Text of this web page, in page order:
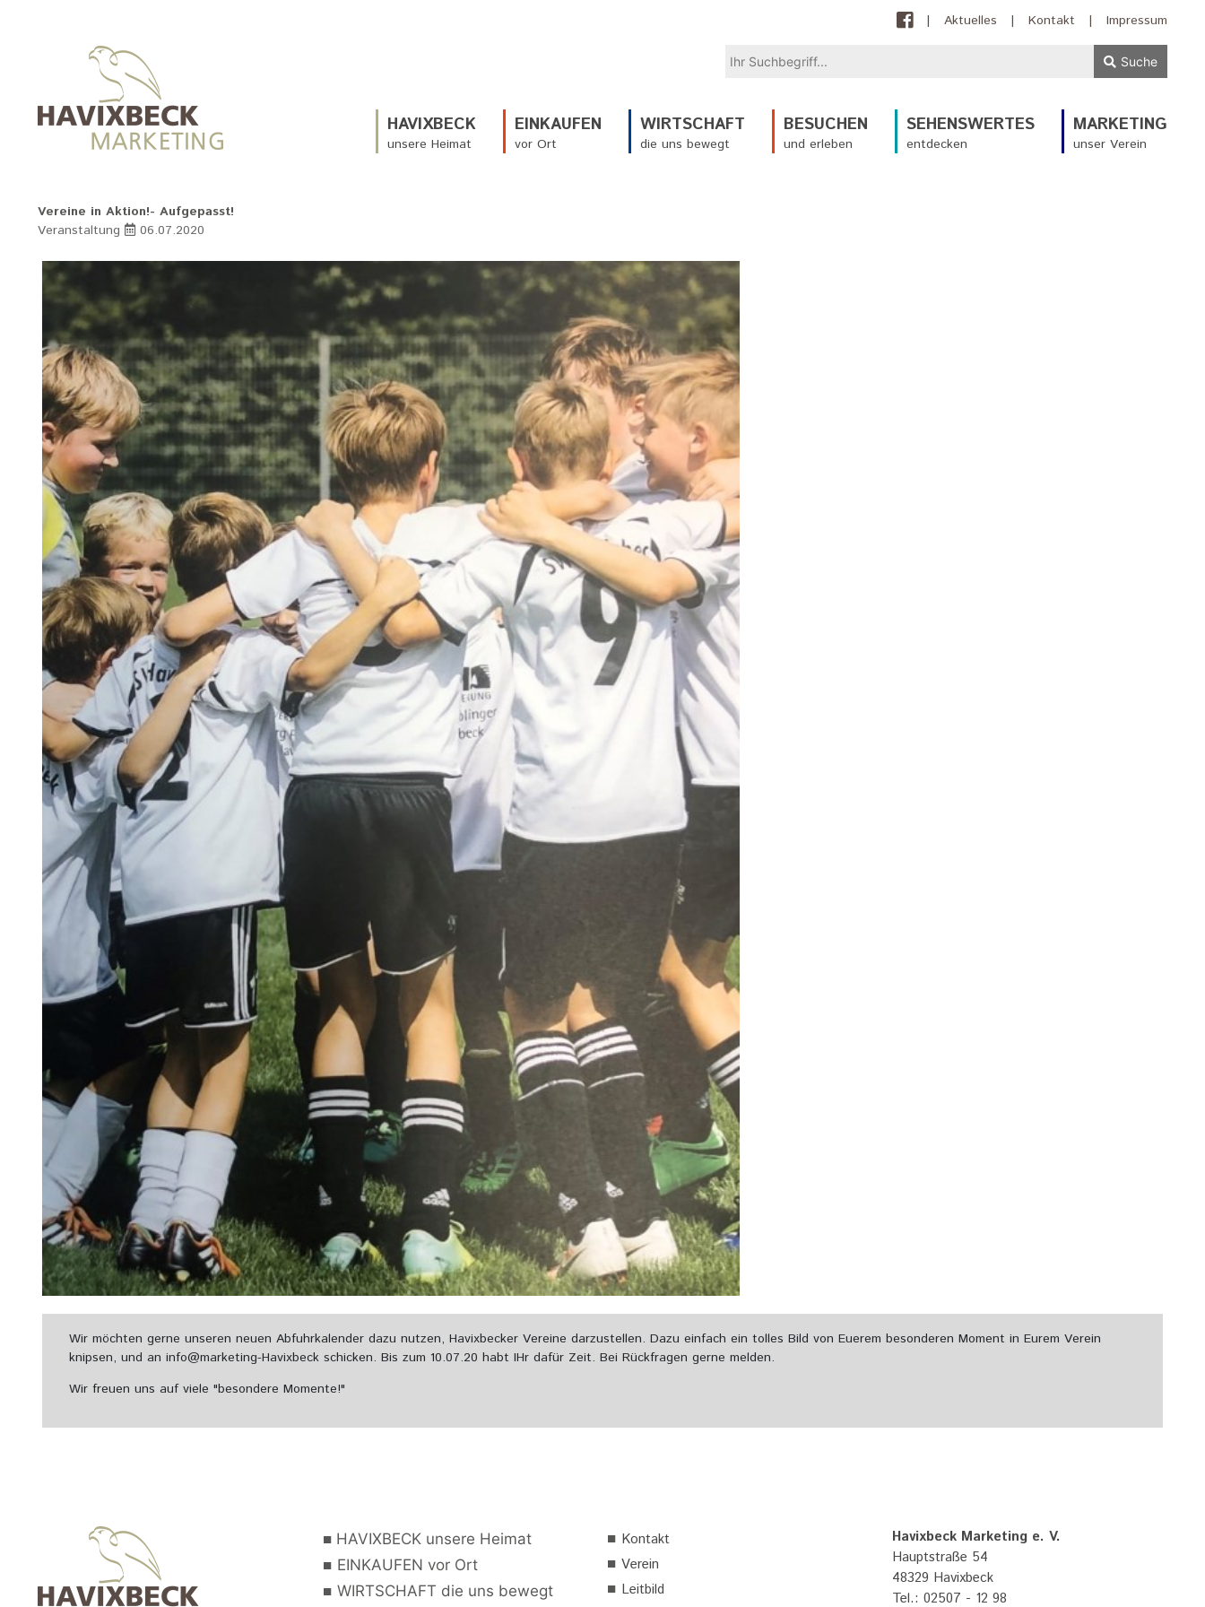
| Aktuelles | Kontakt | Impressum
Suche
HAVIXBECK
unsere Heimat
EINKAUFEN
vor Ort
WIRTSCHAFT
die uns bewegt
BESUCHEN
und erleben
SEHENSWERTES
entdecken
MARKETING
unser Verein
Vereine in Aktion!- Aufgepasst!
Veranstaltung
06.07.2020
Wir möchten gerne unseren neuen Abfuhrkalender dazu nutzen, Havixbecker Vereine darzustellen. Dazu einfach ein tolles Bild von Euerem besonderen Moment in Eurem Verein
knipsen, und an info@marketing-Havixbeck schicken. Bis zum 10.07.20 habt IHr dafür Zeit. Bei Rückfragen gerne melden.
Wir freuen uns auf viele "besondere Momente!"
■ HAVIXBECK unsere Heimat
■ EINKAUFEN vor Ort
■ WIRTSCHAFT die uns bewegt
■ Kontakt
■ Verein
■ Leitbild
Havixbeck Marketing e. V.
Hauptstraße 54
48329 Havixbeck
Tel.: 02507 - 12 98